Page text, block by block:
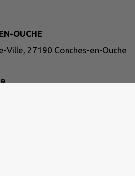
OUCHE
Ville, 27190 Conches-en-Ouche